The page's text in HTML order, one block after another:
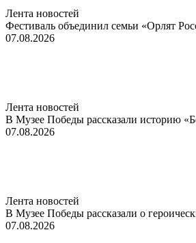
Лента новостей
Фестиваль объединил семьи «Орлят
07.08.2026
Лента новостей
В Музее Победы рассказали историю
07.08.2026
Лента новостей
В Музее Победы рассказали о
07.08.2026